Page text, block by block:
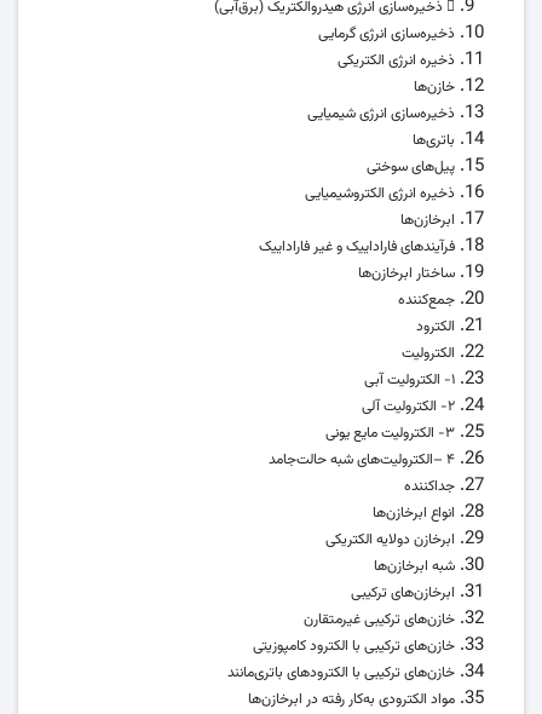
 ذخیره‌سازی انرژی هیدروالکتریک (برق‌آبی)
ذخیره‌سازی انرژی گرمایی
ذخیره انرژی الکتریکی
خازن‌ها
ذخیره‌سازی انرژی شیمیایی
باتری‌ها
پیل‌های سوختی
ذخیره انرژی الکتروشیمیایی
ابرخازن‌ها
فرآیندهای فاراداییک و غیر فاراداییک
ساختار ابرخازن‌ها
جمع‌کننده
الکترود
الکترولیت
۱- الکترولیت آبی
۲- الکترولیت آلی
۳- الکترولیت مایع یونی
۴ –الکترولیت‌های شبه حالت‌جامد
جداکننده
انواع ابرخازن‌ها
ابرخازن دولایه الکتریکی
شبه ابرخازن‌ها
ابرخازن‌های ترکیبی
خازن‌های ترکیبی غیرمتقارن
خازن‌های ترکیبی با الکترود کامپوزیتی
خازن‌های ترکیبی با الکترودهای باتری‌مانند
مواد الکترودی به‌کار رفته در ابرخازن‌ها